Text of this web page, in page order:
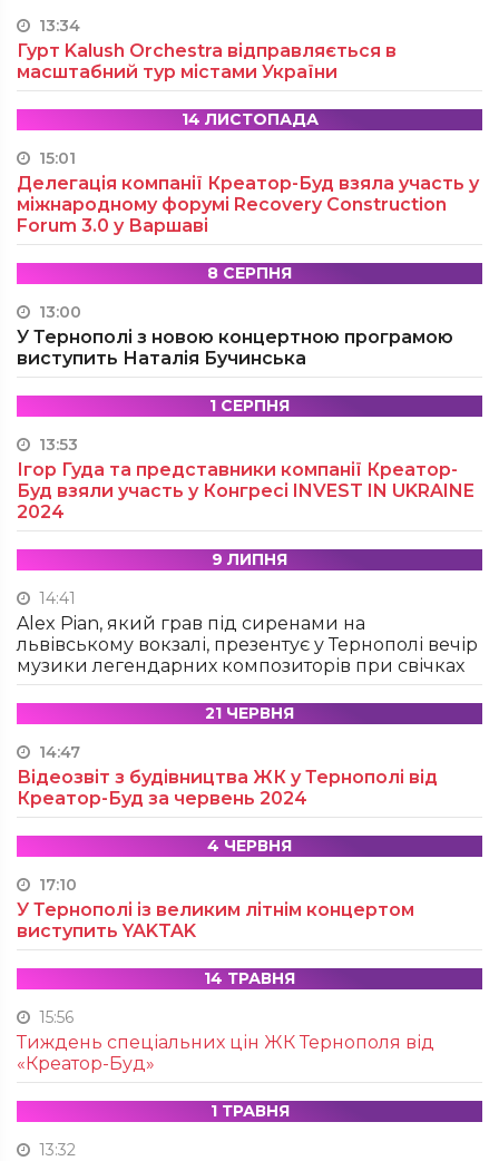
13:34
Гурт Kalush Orchestra відправляється в
масштабний тур містами України
14 ЛИСТОПАДА
15:01
Делегація компанії Креатор-Буд взяла участь у
міжнародному форумі Recovery Construction
Forum 3.0 у Варшаві
8 СЕРПНЯ
13:00
У Тернополі з новою концертною програмою
виступить Наталія Бучинська
1 СЕРПНЯ
13:53
Ігор Гуда та представники компанії Креатор-
Буд взяли участь у Конгресі INVEST IN UKRAINE
2024
9 ЛИПНЯ
14:41
Alex Pian, який грав під сиренами на
львівському вокзалі, презентує у Тернополі вечір
музики легендарних композиторів при свічках
21 ЧЕРВНЯ
14:47
Відеозвіт з будівництва ЖК у Тернополі від
Креатор-Буд за червень 2024
4 ЧЕРВНЯ
17:10
У Тернополі із великим літнім концертом
виступить YAKTAK
14 ТРАВНЯ
15:56
Тиждень спеціальних цін ЖК Тернополя від
«Креатор-Буд»
1 ТРАВНЯ
13:32